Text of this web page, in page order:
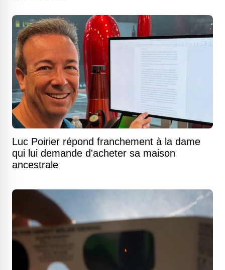
Luc Poirier répond franchement à la dame
qui lui demande d'acheter sa maison
ancestrale